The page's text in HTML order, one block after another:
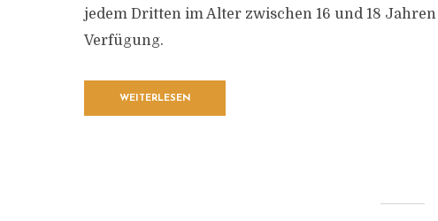
jedem Dritten im Alter zwischen 16 und 18
Verfügung.
WEITERLESEN